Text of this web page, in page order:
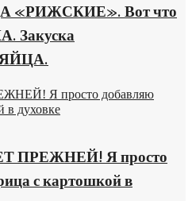
«РИЖСКИЕ». Вот что
Закуска
Я просто добавляю
в духовке
ПРЕЖНЕЙ! Я просто
с картошкой в